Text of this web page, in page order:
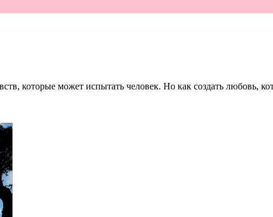
которые может испытать человек. Но как создать любовь,